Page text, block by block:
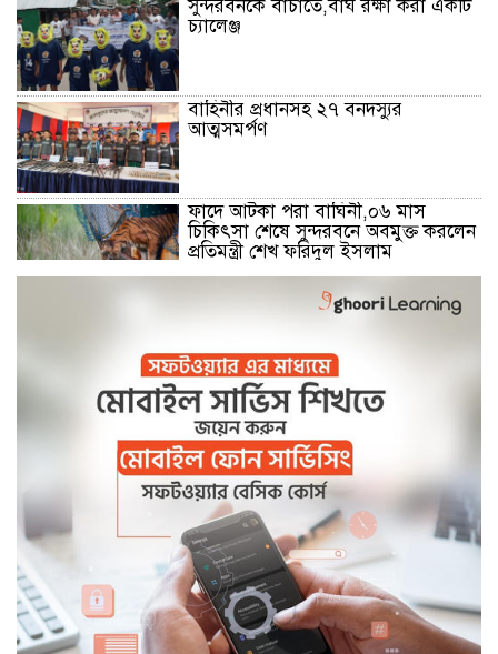
সুন্দরবনকে বাচাতে,বাঘ রক্ষা করা একটি
চ্যালেঞ্জ
বাহিনীর প্রধানসহ ২৭ বনদস্যুর
আত্মসমর্পণ
ফাদে আটকা পরা বাঘিনী,০৬ মাস
চিকিৎসা শেষে সুন্দরবনে অবমুক্ত করলেন
প্রতিমন্ত্রী শেখ ফরিদুল ইসলাম
মোংলা নদীতে ২৪ ঘন্টা ফেরি চলাচলের
বেনাপোল সীমান্তে বিজিবির কঠোর
অবস্থানে বিএসএফের পুশইন প্রচেষ্টা ব্যর্থ
বিদ্যুৎ,জ্বালানি প্রতিমন্ত্রী রামপাল তাপ
বিদ্যুৎকেন্দ্র পরিদর্শনে করেন
বিদ্যুৎ,জ্বালানি প্রতিমন্ত্রী রামপাল তাপ
বিদ্যুৎকেন্দ্র পরিদর্শনে করেন